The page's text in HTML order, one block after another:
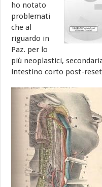
ho notato
problemati
che al
riguardo in
Paz. per lo
più neoplastici,
intestino corto post-